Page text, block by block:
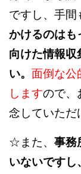
ですし、手間
かけるのはも
向けた情報収
い。 面倒な公
しますので、
念していただ
☆また、 事務
いないですし